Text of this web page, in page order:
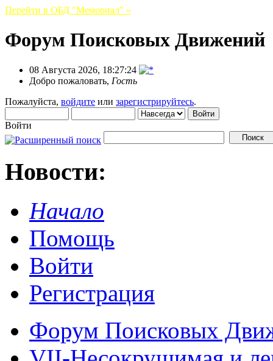
Перейти в ОБД "Мемориал" »
Форум Поисковых Движений
08 Августа 2026, 18:27:24
Добро пожаловать, Гость
Пожалуйста, войдите или зарегистрируйтесь.
Войти
Новости:
Начало
Помощь
Войти
Регистрация
Форум Поисковых